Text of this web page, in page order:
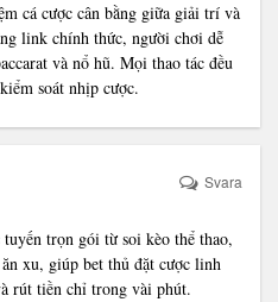
cá cược cân bằng giữa giải trí và
link chính thức, người chơi dễ
và nổ hũ. Mọi thao tác đều
soát nhịp cược.
trọn gói từ soi kèo thể thao,
xu, giúp bet thủ đặt cược linh
rút tiền chỉ trong vài phút.
Svara